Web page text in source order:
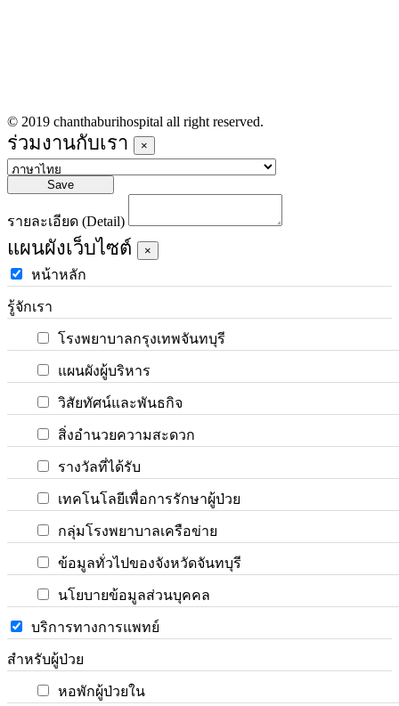
© 2019 chanthaburihospital all right reserved.
ร่วมงานกับเรา ×
Save
รายละเอียด (Detail)
แผนผังเว็บไซต์ ×
หน้าหลัก
รู้จักเรา
โรงพยาบาลกรุงเทพจันทบุรี
แผนผังผู้บริหาร
วิสัยทัศน์และพันธกิจ
สิ่งอำนวยความสะดวก
รางวัลที่ได้รับ
เทคโนโลยีเพื่อการรักษาผู้ป่วย
กลุ่มโรงพยาบาลเครือข่าย
ข้อมูลทั่วไปของจังหวัดจันทบุรี
นโยบายข้อมูลส่วนบุคคล
บริการทางการแพทย์
สำหรับผู้ป่วย
หอพักผู้ป่วยใน